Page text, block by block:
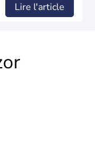
Lire l'article